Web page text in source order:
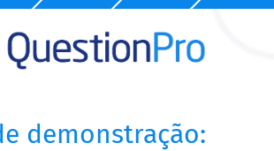
demonstração: